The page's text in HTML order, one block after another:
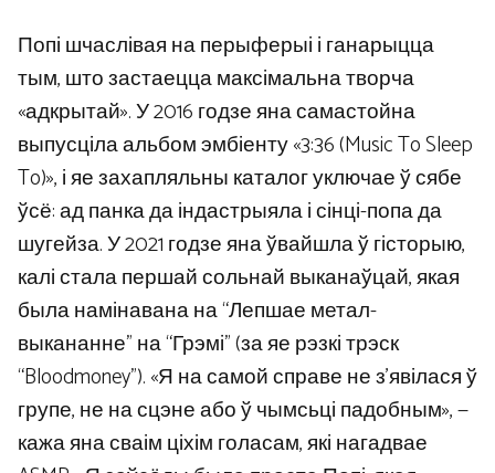
Попі шчаслівая на перыферыі і ганарыцца
тым, што застаецца максімальна творча
«адкрытай». У 2016 годзе яна самастойна
выпусціла альбом эмбіенту «3:36 (Music To Sleep
To)», і яе захапляльны каталог уключае ў сябе
ўсё: ад панка да індастрыяла і сінці-попа да
шугейза. У 2021 годзе яна ўвайшла ў гісторыю,
калі стала першай сольнай выканаўцай, якая
была намінавана на “Лепшае метал-
выкананне” на “Грэмі” (за яе рэзкі трэск
“Bloodmoney”). «Я на самой справе не з’явілася ў
групе, не на сцэне або ў чымсьці падобным», —
кажа яна сваім ціхім голасам, які нагадвае